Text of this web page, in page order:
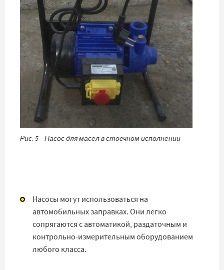
Рис. 5 – Насос для масел в стоечном исполнении
Насосы могут использоваться на
автомобильных заправках. Они легко
сопрягаются с автоматикой, раздаточным и
контрольно-измерительным оборудованием
любого класса.